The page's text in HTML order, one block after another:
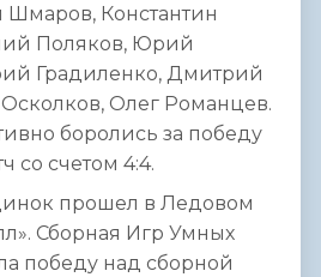
Константин
Поляков, Юрий
Градиленко, Дмитрий
Олег Романцев.
боролись за победу
со счетом 4:4.
прошел в Ледовом
Сборная Игр Умных
победу над сборной